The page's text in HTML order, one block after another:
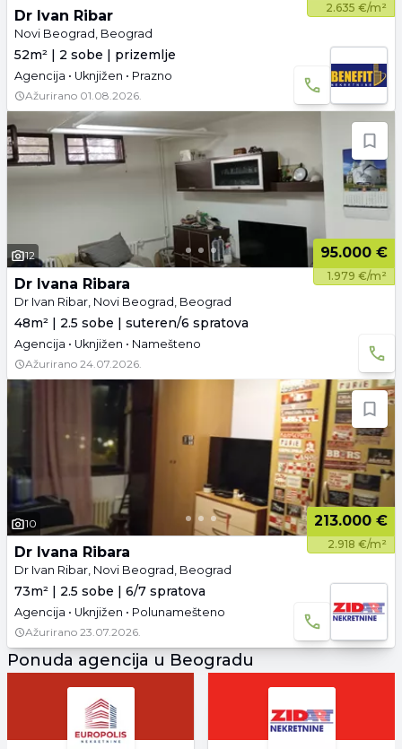
2.635 €/m²
Dr Ivan Ribar
Novi Beograd, Beograd
52m² | 2 sobe | prizemlje
Agencija • Uknjižen • Prazno
Ažurirano 01.08.2026.
12 95.000 €
1.979 €/m²
Dr Ivana Ribara
Dr Ivan Ribar, Novi Beograd, Beograd
48m² | 2.5 sobe | suteren/6 spratova
Agencija • Uknjižen • Namešteno
Ažurirano 24.07.2026.
10 213.000 €
2.918 €/m²
Dr Ivana Ribara
Dr Ivan Ribar, Novi Beograd, Beograd
73m² | 2.5 sobe | 6/7 spratova
Agencija • Uknjižen • Polunamešteno
Ažurirano 23.07.2026.
Ponuda agencija u Beogradu